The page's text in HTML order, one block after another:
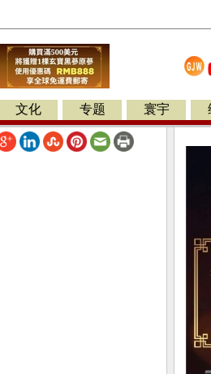
文化 专题 寰宇